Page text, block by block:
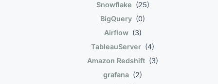
Snowflake (25)
BigQuery (0)
Airflow (3)
TableauServer (4)
Amazon Redshift (3)
grafana (2)